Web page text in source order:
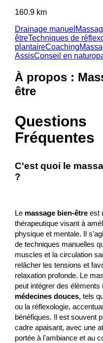
160.9 km
Drainage manuel
êtreTechniques de
plantaireCoaching
AssisConseil en
À propos :
être
Questions
Fréquentes
C'est quoi le
?
Le massage bien-êtreest
thérapeutique visant à
physique et mentale. Il
de techniques manuelles
muscles et la circulation
relâcher les tensions et
relaxation profonde. Le
peut intégrer des éléments
médecines douces, tels
ou la réflexologie,
bénéfiques. Il est souvent
cadre apaisant, avec une
portée à l'ambiance et au